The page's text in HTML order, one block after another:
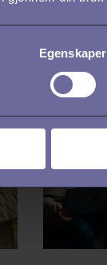
Egenskaper
HR-